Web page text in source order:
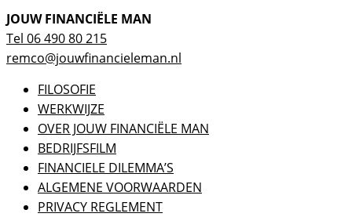
JOUW FINANCIËLE MAN
Tel 06 490 80 215
remco@jouwfinancieleman.nl
FILOSOFIE
WERKWIJZE
OVER JOUW FINANCIËLE MAN
BEDRIJFSFILM
FINANCIELE DILEMMA’S
ALGEMENE VOORWAARDEN
PRIVACY REGLEMENT